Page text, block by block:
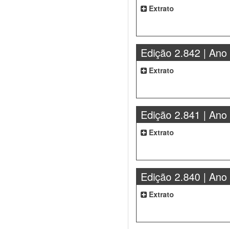
Extrato
Edição 2.842 | Ano
Extrato
Edição 2.841 | Ano
Extrato
Edição 2.840 | Ano
Extrato